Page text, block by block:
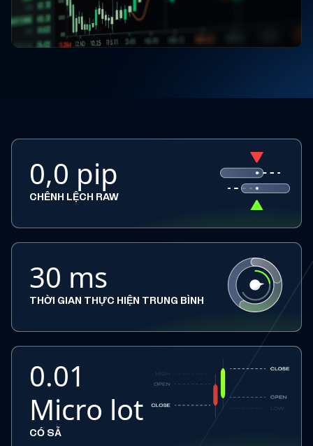
0,0 pip
CHÊNH LỆCH RAW
30 ms
THỜI GIAN THỰC HIỆN TRUNG BÌNH
0.01
Micro lot
CÓ SẴ